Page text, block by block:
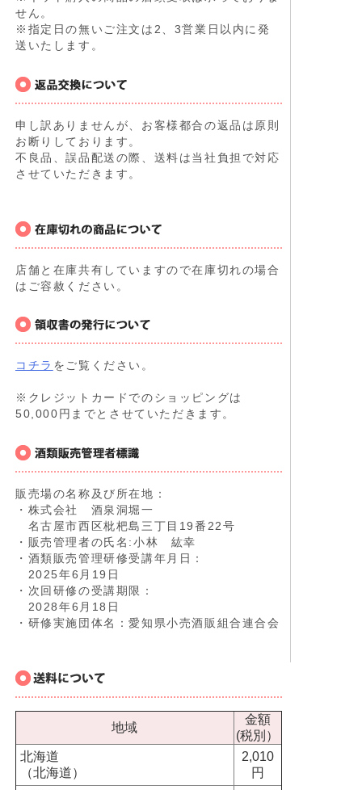
せん。
※指定日の無いご注文は2、3営業日以内に発
送いたします。
申し訳ありませんが、お客様都合の返品は原則
お断りしております。
不良品、誤品配送の際、送料は当社負担で対応
させていただきます。
店舗と在庫共有していますので在庫切れの場合
はご容赦ください。
コチラ をご覧ください。
※クレジットカードでのショッピングは
50,000円までとさせていただきます。
販売場の名称及び所在地：
・株式会社 酒泉洞堀一
名古屋市西区枇杷島三丁目19番22号
・販売管理者の氏名:小林 紘幸
・酒類販売管理研修受講年月日：
2025年6月19日
・次回研修の受講期限：
2028年6月18日
・研修実施団体名：愛知県小売酒販組合連合会
地域
金額
(税別）
北海道
（北海道）
2,010
円